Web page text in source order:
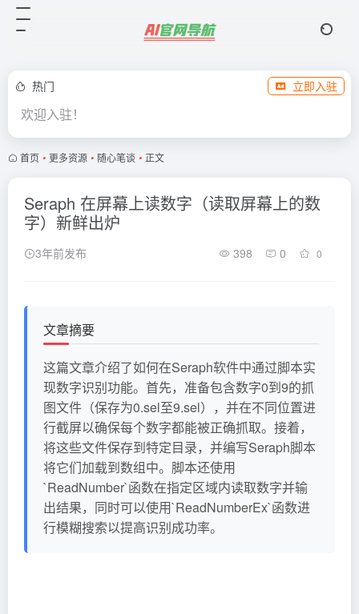
热门 立即入驻
欢迎入驻！
首页 • 更多资源 • 随心笔谈 • 正文
Seraph 在屏幕上读数字（读取屏幕上的数
字）新鲜出炉
3年前发布 398 0 0
文章摘要
这篇文章介绍了如何在Seraph软件中通过脚本实
现数字识别功能。首先，准备包含数字0到9的抓
图文件（保存为0.sel至9.sel），并在不同位置进
行截屏以确保每个数字都能被正确抓取。接着，
将这些文件保存到特定目录，并编写Seraph脚本
将它们加载到数组中。脚本还使用
`ReadNumber`函数在指定区域内读取数字并输
出结果，同时可以使用`ReadNumberEx`函数进
行模糊搜索以提高识别成功率。